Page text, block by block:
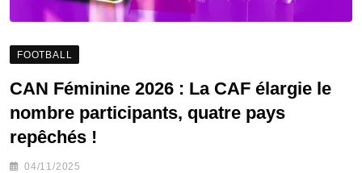
FOOTBALL
CAN Féminine 2026 : La CAF élargie le
nombre participants, quatre pays
repêchés !
04/11/2025